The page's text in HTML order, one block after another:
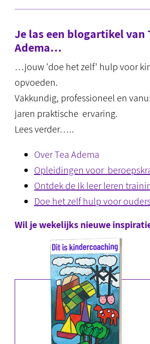
Je las een blogartikel van
Adema…
…jouw ‘doe het zelf’ hulp voor
opvoeden.
Vakkundig, professioneel en
jaren praktische ervaring.
Lees verder…..
Over Tea Adema
Opleidingen voor
Ontdek de Ik leer leren
Doe het zelf hulp voor
Wil je wekelijks nieuwe